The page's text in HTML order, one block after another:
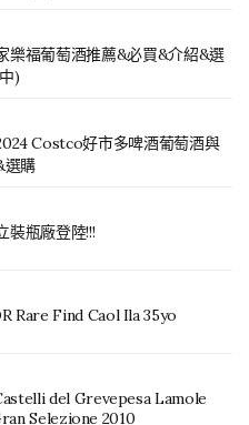
樂福葡萄酒推薦&必買&介紹&選
)
Costco好市多啤酒葡萄酒與
選購
裝瓶廠登陸!!!
Rare Find Caol Ila 35yo
del Grevepesa Lamole
Selezione 2010